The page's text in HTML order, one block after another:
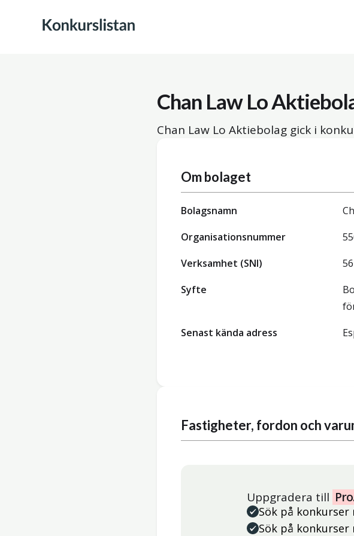
Chan Law Lo
Chan Law Lo Aktiebolag gick i
Om bolaget
Bolagsnamn
Organisationsnummer
Verksamhet (SNI)
Syfte
Senast kända adress
Fastigheter, fordon och
Uppgradera till
Sök på
Sök på konkurser